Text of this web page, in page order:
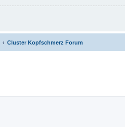
Cluster Kopfschmerz Forum